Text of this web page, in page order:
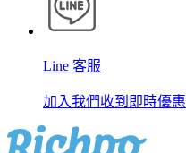
Line 客服
加入我們收到即時優惠